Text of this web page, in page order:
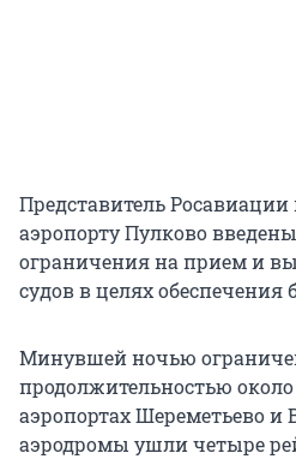
Представитель Росавиации
аэропорту Пулково
ограничения на прием и
судов в целях обеспечения
Минувшей ночью
продолжительностью
аэропортах Шереметьево и
аэродромы ушли четыре